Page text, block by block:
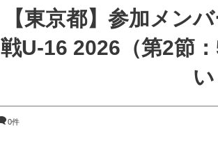
【東京都】参加メン
戦U-16 2026（第2節
0件